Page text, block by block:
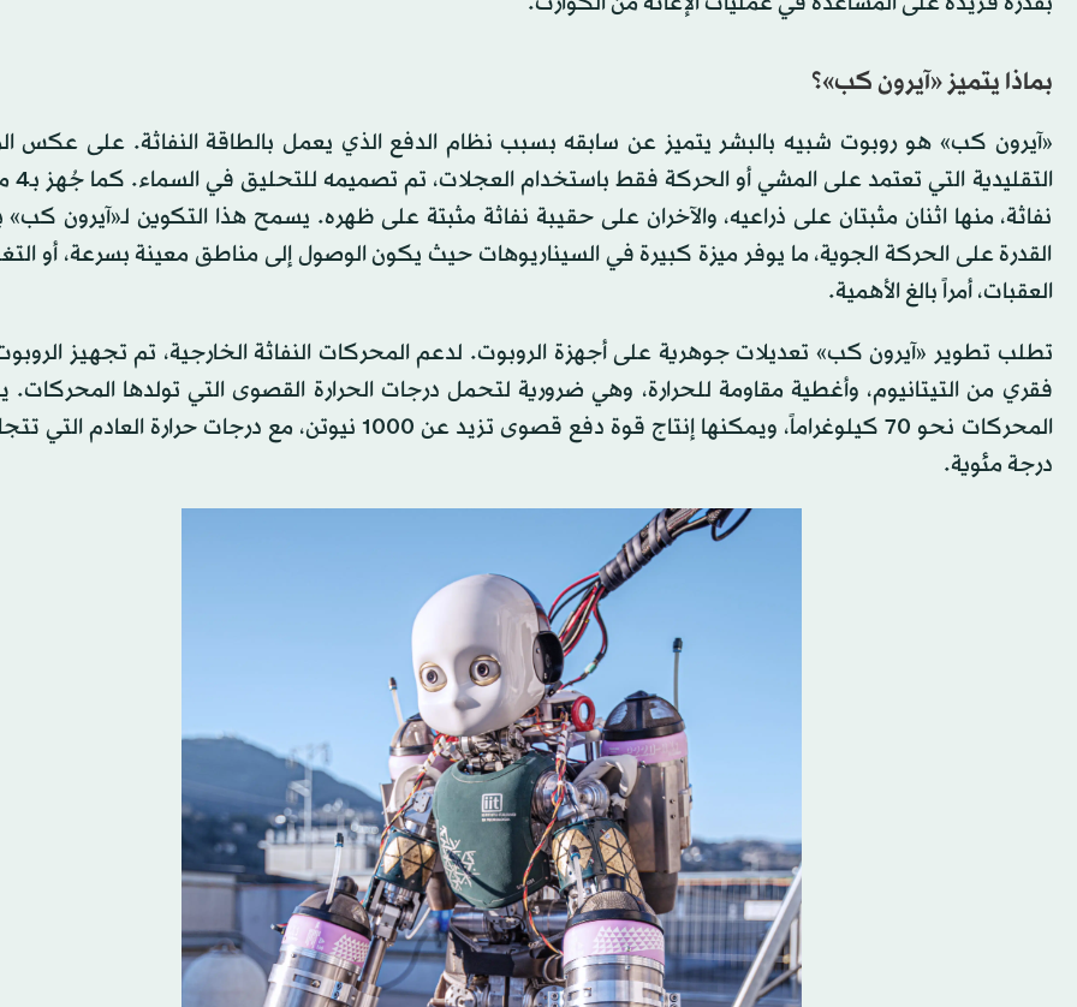
بماذا يتميز «آيرون كب»؟
«آيرون كب» هو روبوت شبيه بالبشر يتميز عن سابقه بسبب نظام الدفع الذي يعمل بالطاقة النفاثة. على عكس
نفاثة، منها اثنان مثبتان على ذراعيه، والآخران على حقيبة نفاثة مثبتة على ظهره. يسمح هذا التكوين لـ«آيرون
القدرة على الحركة الجوية، ما يوفر ميزة كبيرة في السيناريوهات حيث يكون الوصول إلى مناطق معينة بسرعة، أو
العقبات، أمراً بالغ الأهمية.
تطلب تطوير «آيرون كب» تعديلات جوهرية على أجهزة الروبوت. لدعم المحركات النفاثة الخارجية، تم تجهيز
فقري من التيتانيوم، وأغطية مقاومة للحرارة، وهي ضرورية لتحمل درجات الحرارة القصوى التي تولدها المحركات.
درجة مئوية.